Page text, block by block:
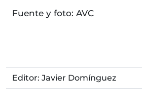
Fuente y foto: AVC
Editor: Javier Domínguez